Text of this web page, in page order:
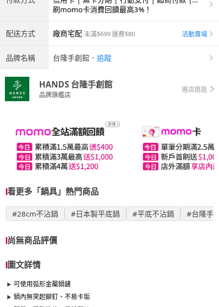
ATM | 銀聯卡
刷momo卡消費回饋最高3%！
配送方式 廠商宅配 未滿$699 運費$80 活動賣場
品牌名稱 台隆手創館 ． 追蹤
HANDS 台隆手創館
品牌旗艦店
進店逛逛
看更多「鍋具」熱門商品
#28cm不沾鍋 #日本製平底鍋 #平底不沾鍋 #台隆手
尚無商品評價
圖文詳情
可使用弧形金屬鍋鏟
鍋內無突起鉚釘、不易卡垢